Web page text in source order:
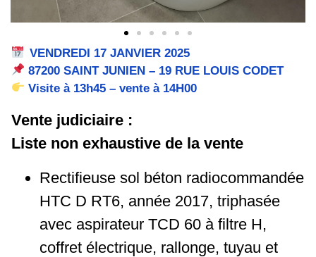
VENDREDI 17 JANVIER 2025
87200 SAINT JUNIEN – 19 RUE LOUIS CODET
Visite à 13h45 – vente à 14H00
Vente judiciaire :
Liste non exhaustive de la vente
Rectifieuse sol béton radiocommandée
HTC D RT6, année 2017, triphasée
avec aspirateur TCD 60 à filtre H,
coffret électrique, rallonge, tuyau et